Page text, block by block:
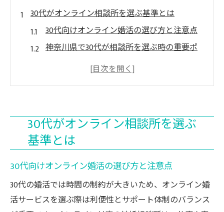
30代がオンライン相談所を選ぶ基準とは
30代向けオンライン婚活の選び方と注意点
神奈川県で30代が相談所を選ぶ時の重要ポ
基準
神奈川の結婚相談所で30代に合う選択方法
神奈川県内で活躍30代の婚活最前線
神奈川県30代の婚活事情とオンライン活用
法
30代がオンライン相談所を選ぶ
基準とは
30代向けオンライン婚活の選び方と注意点
30代の婚活では時間の制約が大きいため、オンライン婚
活サービスを選ぶ際は利便性とサポート体制のバランス